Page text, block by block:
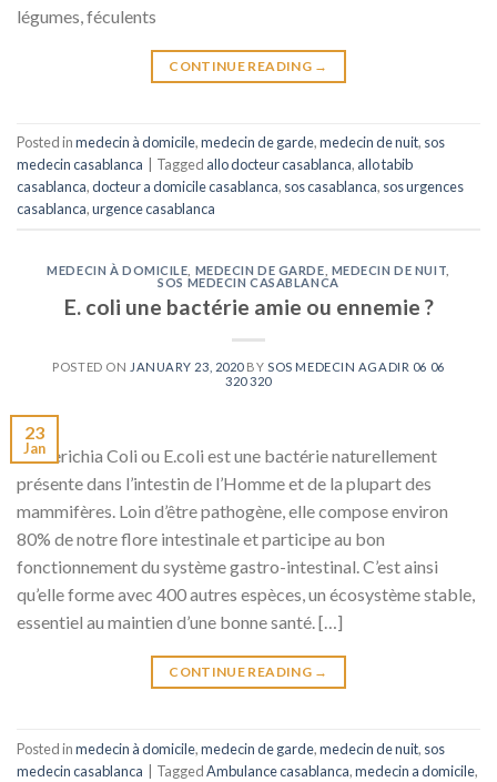
légumes, féculents
CONTINUE READING →
Posted inmedecin à domicile,medecin de garde,medecin de nuit, sos
medecin casablanca
Tagged allo docteur casablanca, allo tabib
casablanca,docteur a domicile casablanca, sos casablanca, sos urgences
casablanca,urgence casablanca
MEDECIN À DOMICILE MEDECIN DE GARDE MEDECIN DE NUIT
SOS MEDECIN CASABLANCA
E. coli une bactérie amie ou ennemie ?
POSTED ON JANUARY 23, 2020BYSOS MEDECIN AGADIR 06 06
320 320
23
Jan
Escherichia Coli ou E.coli est une bactérie naturellement
présente dans l’intestin de l’Homme et de la plupart des
mammifères. Loin d’être pathogène, elle compose environ
80% de notre flore intestinale et participe au bon
fonctionnement du système gastro-intestinal. C’est ainsi
qu’elle forme avec 400 autres espèces, un écosystème stable,
essentiel au maintien d’une bonne santé. […]
CONTINUE READING →
Posted inmedecin à domicile,medecin de garde,medecin de nuit, sos
medecin casablanca
TaggedAmbulance casablanca,medecin a domicile,